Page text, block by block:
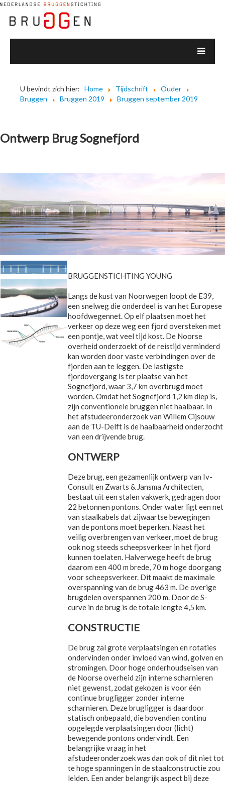
U bevindt zich hier: Home Tijdschrift
Ouder
Bruggen
Bruggen 2019 Bruggen september 2019
Ontwerp Brug Sognefjord
BRUGGENSTICHTING YOUNG
Langs de kust van Noorwegen loopt de E39,
een snelweg die onderdeel is van het Europese
hoofdwegennet. Op elf plaatsen moet het
verkeer op deze weg een fjord oversteken met
een pontje, wat veel tijd kost. De Noorse
overheid onderzoekt of de reistijd verminderd
kan worden door vaste verbindingen over de
fjorden aan te leggen. De lastigste
fjordovergang is ter plaatse van het
Sognefjord, waar 3,7 km overbrugd moet
worden. Omdat het Sognefjord 1,2 km diep is,
zijn conventionele bruggen niet haalbaar. In
het afstudeeronderzoek van Willem Cijsouw
aan de TU-Delft is de haalbaarheid onderzocht
van een drijvende brug.
ONTWERP
Deze brug, een gezamenlijk ontwerp van Iv-
Consult en Zwarts & Jansma Architecten,
bestaat uit een stalen vakwerk, gedragen door
22 betonnen pontons. Onder water ligt een net
van staalkabels dat zijwaartse bewegingen
van de pontons moet beperken. Naast het
veilig overbrengen van verkeer, moet de brug
ook nog steeds scheepsverkeer in het fjord
kunnen toelaten. Halverwege heeft de brug
daarom een 400 m brede, 70 m hoge doorgang
voor scheepsverkeer. Dit maakt de maximale
overspanning van de brug 463 m. De overige
brugdelen overspannen 200 m. Door de S-
curve in de brug is de totale lengte 4,5 km.
CONSTRUCTIE
De brug zal grote verplaatsingen en rotaties
ondervinden onder invloed van wind, golven en
stromingen. Door hoge onderhoudseisen van
de Noorse overheid zijn interne scharnieren
niet gewenst, zodat gekozen is voor één
continue brugligger zonder interne
scharnieren. Deze brugligger is daardoor
statisch onbepaald, die bovendien continu
opgelegde verplaatsingen door (licht)
bewegende pontons ondervindt. Een
belangrijke vraag in het
afstudeeronderzoek was dan ook of dit niet tot
te hoge spanningen in de staalconstructie zou
leiden. Een ander belangrijk aspect bij deze